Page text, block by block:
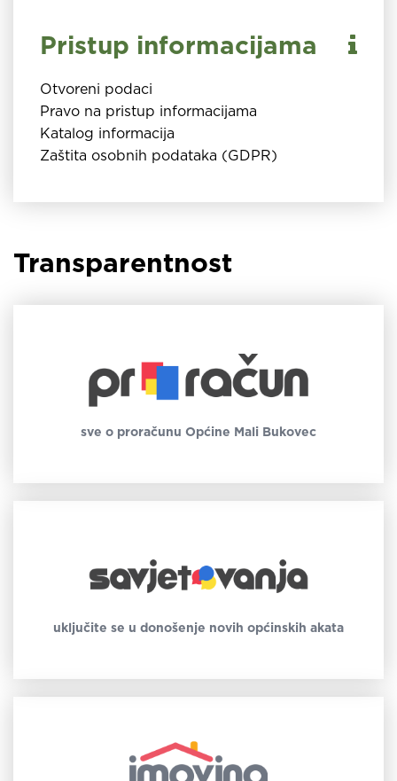
Pristup informacijama
Otvoreni podaci
Pravo na pristup informacijama
Katalog informacija
Zaštita osobnih podataka (GDPR)
Transparentnost
sve o proračunu Općine Mali Bukovec
uključite se u donošenje novih općinskih akata